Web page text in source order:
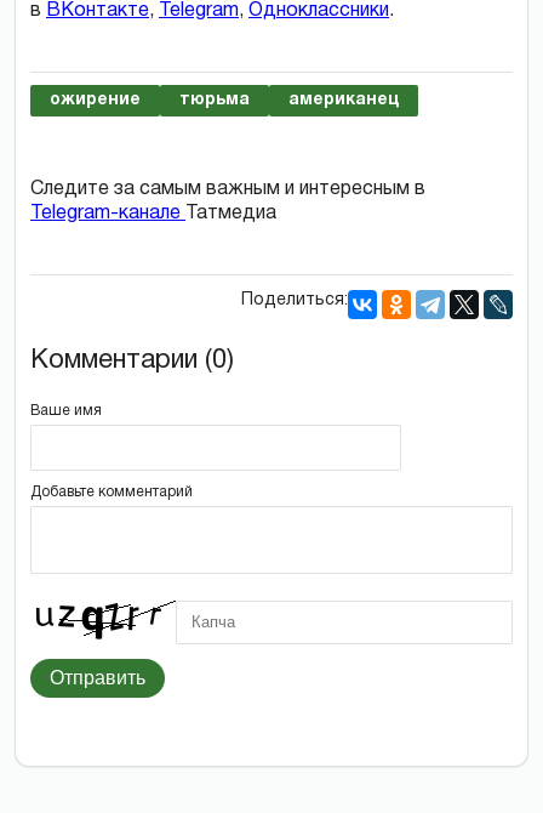
в ВКонтакте, Telegram, Одноклассники.
ожирение тюрьма американец
Следите за самым важным и интересным в
Telegram-канале
Татмедиа
Поделиться:
Комментарии (0)
Ваше имя
Добавьте комментарий
Отправить